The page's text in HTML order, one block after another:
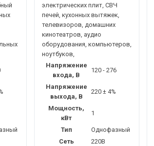
электрических плит, СВЧ
печей, кухонных вытяжек,
телевизоров, домашних
кинотеатров, аудио
оборудования, компьютеров,
ноутбуков,
Напряжение
входа, В
120 - 276
Напряжение
выхода, В
220 ± 4%
Мощность,
кВт
1
Тип
Однофазный
Сеть
220В